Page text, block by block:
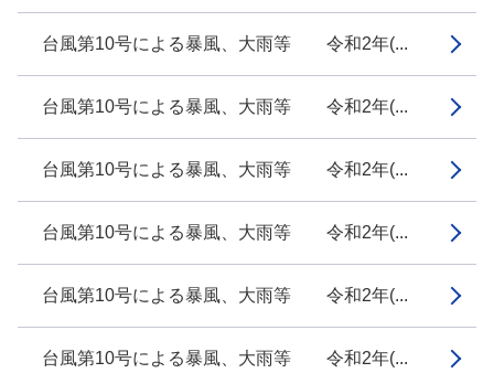
台風第10号による暴風、大雨等 令和2年(...
台風第10号による暴風、大雨等 令和2年(...
台風第10号による暴風、大雨等 令和2年(...
台風第10号による暴風、大雨等 令和2年(...
台風第10号による暴風、大雨等 令和2年(...
台風第10号による暴風、大雨等 令和2年(...